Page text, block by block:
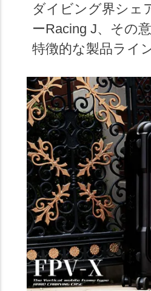
ダイビング界シェ
ーRacing J、その
特徴的な製品ライ